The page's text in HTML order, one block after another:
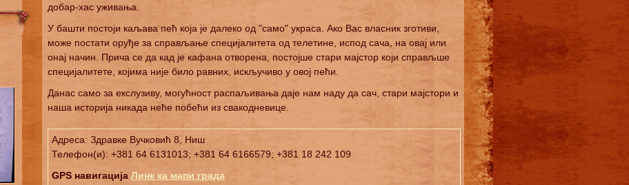
добар-хас уживања.
У башти постоји каљава пећ која је далеко од "само" украса. Ако Вас власник зготиви,
може постати оруђе за справљање специјалитета од телетине, испод сача, на овај или
онај начин. Прича се да кад је кафана отворена, постојше стари мајстор који справљше
специјалитете, којима није било равних, искључиво у овој пећи.
Данас само за екслузиву, могућност распаљивања даје нам наду да сач, стари мајстори и
наша историја никада неће побећи из свакодневице.
Адреса: Здравке Вучковић 8, Ниш
Телефон(и): +381 64 6131013; +381 64 6166579; +381 18 242 109
GPS навигација Линк ка мапи града